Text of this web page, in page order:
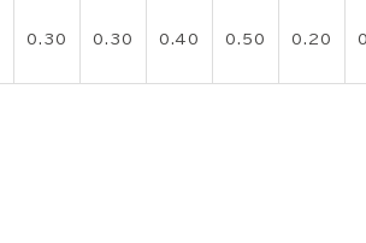
0.30 0.30 0.40 0.50 0.20